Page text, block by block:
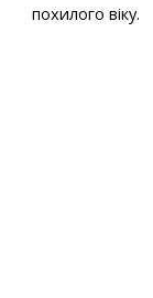
похилого віку.